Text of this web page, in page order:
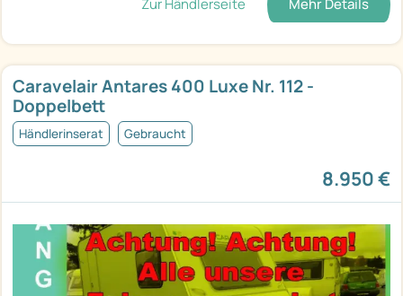
Zur Händlerseite Mehr Details
Caravelair Antares 400 Luxe Nr. 112 -
Doppelbett
Händlerinserat Gebraucht
8.950 €